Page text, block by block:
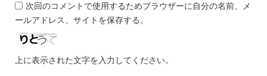
次回のコメントで使用するためブラウザーに自分の名前、メ
ールアドレス、サイトを保存する。
上に表示された文字を入力してください。